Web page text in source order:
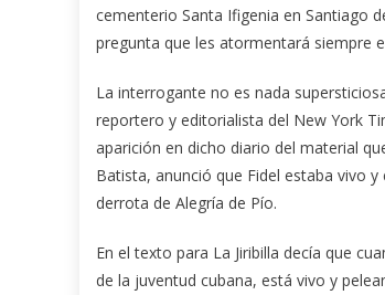
cementerio Santa Ifigenia en Santiago
pregunta que les atormentará siempre
La interrogante no es nada
reportero y editorialista del New York
aparición en dicho diario del material
Batista, anunció que Fidel estaba vivo
derrota de Alegría de Pío.
En el texto para La Jiribilla decía que
de la juventud cubana, está vivo y